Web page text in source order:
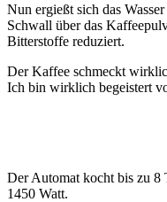
Nun ergießt sich das
Schwall über das
Bitterstoffe reduziert.
Der Kaffee schmeckt
Ich bin wirklich begeistert
Der Automat kocht bis zu 8
1450 Watt.